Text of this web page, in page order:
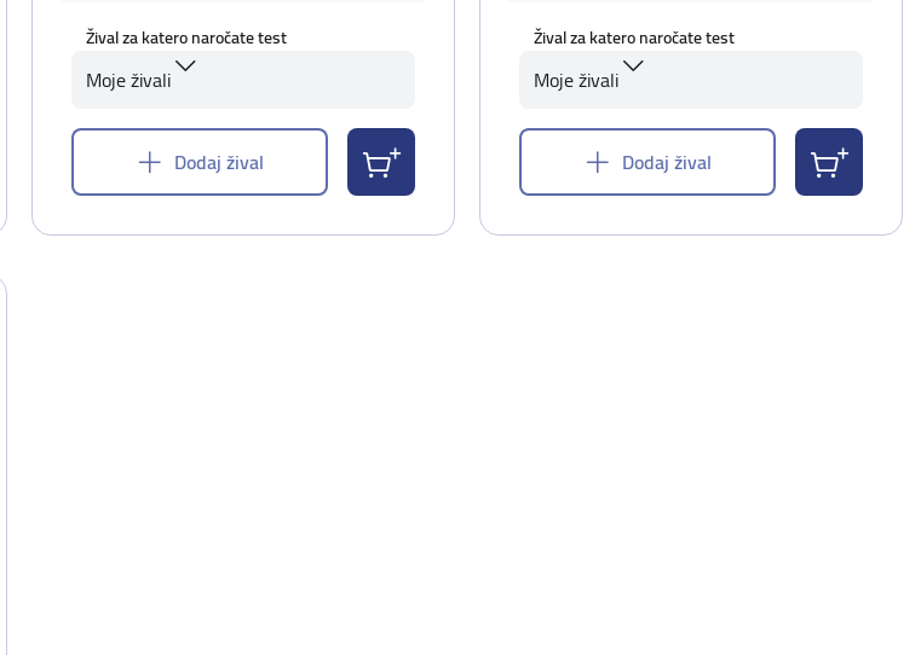
Žival za katero naročate test
Moje živali
Dodaj žival
Žival za katero naročate test
Moje živali
Dodaj žival